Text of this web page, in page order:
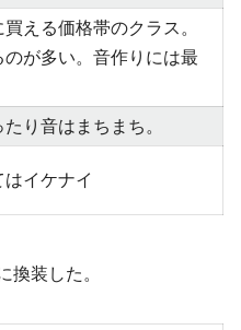
える価格帯のクラス。
のが多い。音作りには最
り音はまちまち。
イケナイ
換装した。